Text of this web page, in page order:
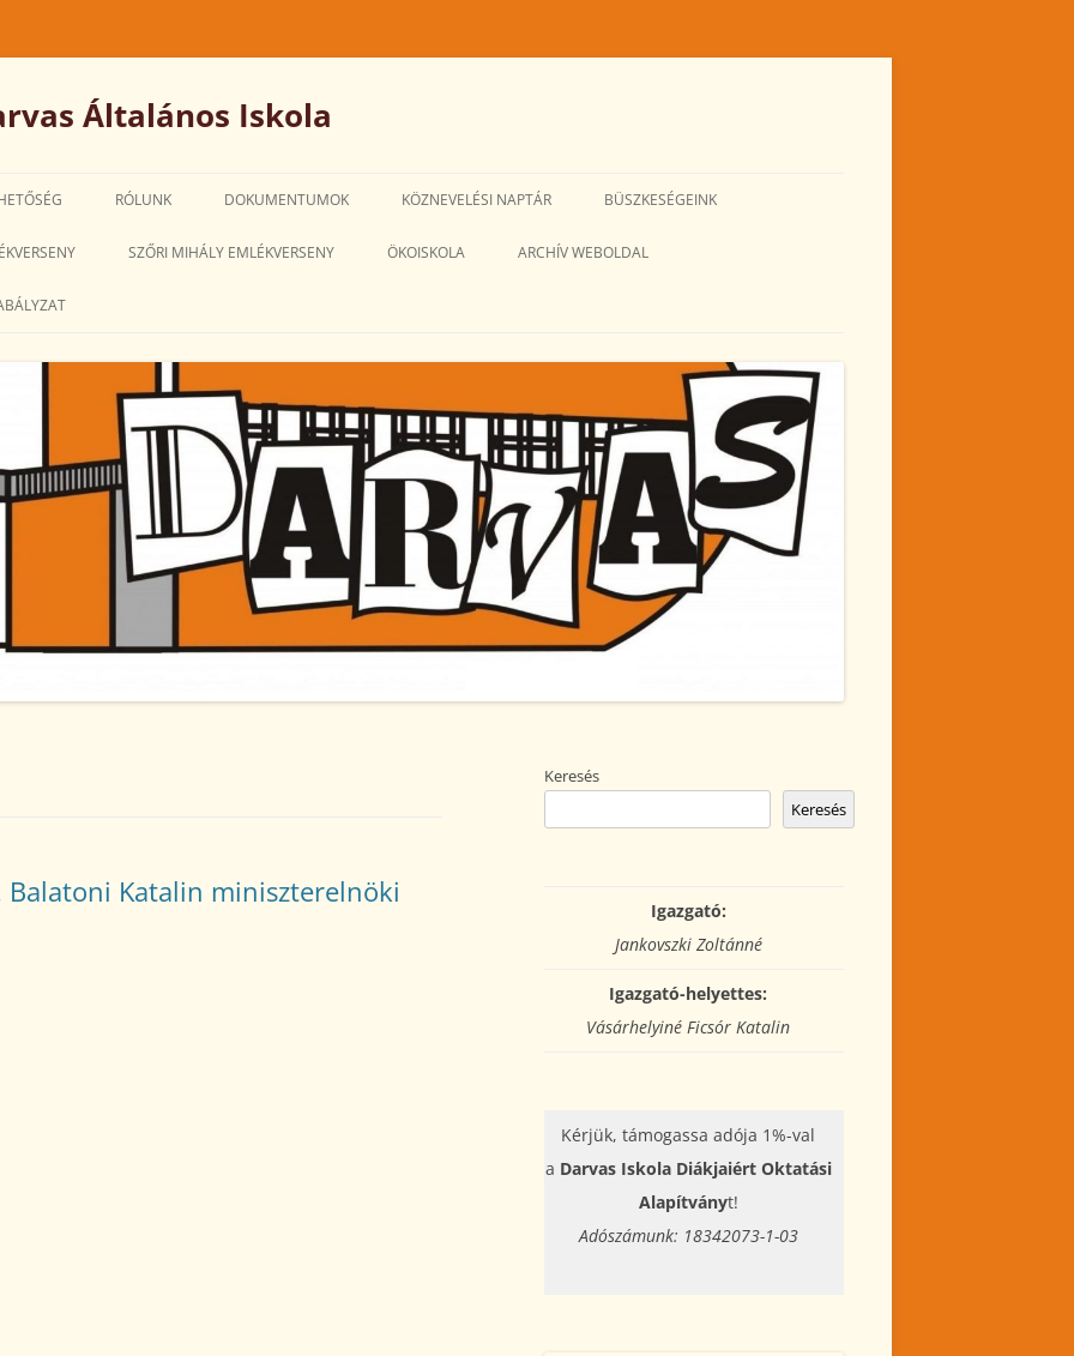
Általános Iskola
RÓLUNK DOKUMENTUMOK
IGAZGATÓ-
PEDAGÓGIAI PROGRAM
HÁZIREND
ALKALMAZOTTI NÉVSOR
AKADÁLYMENTESÍTÉSI
NYILATKOZAT
KÖZNEVELÉSI NAPTÁR BÜSZKESÉGEINK
SZŐRI MIHÁLY EMLÉKVERSENY ÖKOISKOLA ARCHÍV WEBOLDAL
Balatoni Katalin miniszterelnöki
Keresés
Keresés
Igazgató:
Jankovszki Zoltánné
Igazgató-helyettes:
Vásárhelyiné Ficsór Katalin
Kérjük, támogassa adója 1%-val
a Darvas Iskola Diákjaiért Oktatási
Alapítványt!
Adószámunk: 18342073-1-03